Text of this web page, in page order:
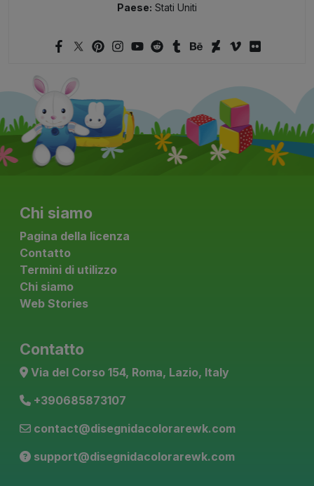
Paese: Stati Uniti
Chi siamo
Pagina della licenza
Contatto
Termini di utilizzo
Chi siamo
Web Stories
Contatto
Via del Corso 154, Roma, Lazio, Italy
+390685873107
contact@disegnidacolorarewk.com
support@disegnidacolorarewk.com